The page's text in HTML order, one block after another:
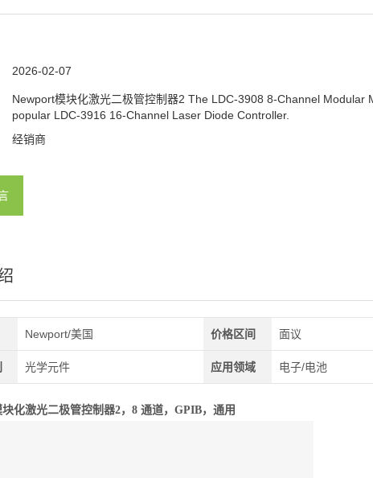
2026-02-07
Newport模块化激光二极管控制器2 The LDC-3908 8-Channel
popular LDC-3916 16-Channel Laser Diode Controller.
经销商
Newport/美国 价格区间 面议
光学元件 应用领域 电子/电池
化激光二极管控制器2，8 通道，GPIB，通用